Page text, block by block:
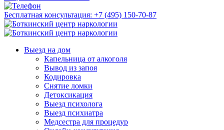
Бесплатная консультация: +7 (495) 150-70-87
Выезд на дом
Капельница от алкоголя
Вывод из запоя
Кодировка
Снятие ломки
Детоксикация
Выезд психолога
Выезд психиатра
Медсестра для процедур